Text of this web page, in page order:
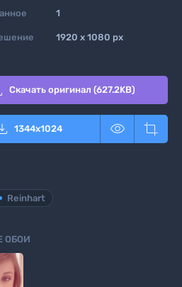
1
1920 x 1080 px
Скачать оригинал (627.2KB)
1344x1024  
Reinhart
ОБОИ